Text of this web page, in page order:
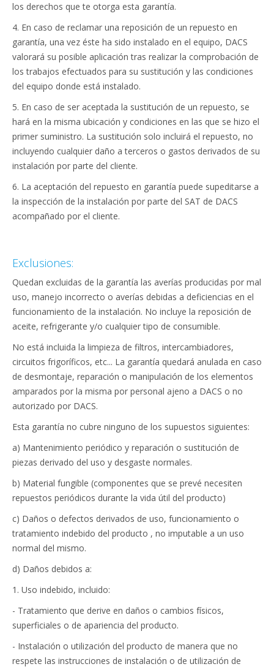
los derechos que te otorga esta garantía.
4. En caso de reclamar una reposición de un repuesto en
garantía, una vez éste ha sido instalado en el equipo, DACS
valorará su posible aplicación tras realizar la comprobación de
los trabajos efectuados para su sustitución y las condiciones
del equipo donde está instalado.
5. En caso de ser aceptada la sustitución de un repuesto, se
hará en la misma ubicación y condiciones en las que se hizo el
primer suministro. La sustitución solo incluirá el repuesto, no
incluyendo cualquier daño a terceros o gastos derivados de su
instalación por parte del cliente.
6. La aceptación del repuesto en garantía puede supeditarse a
la inspección de la instalación por parte del SAT de DACS
acompañado por el cliente.
Exclusiones:
Quedan excluidas de la garantía las averías producidas por mal
uso, manejo incorrecto o averías debidas a deficiencias en el
funcionamiento de la instalación. No incluye la reposición de
aceite, refrigerante y/o cualquier tipo de consumible.
No está incluida la limpieza de filtros, intercambiadores,
circuitos frigoríficos, etc... La garantía quedará anulada en caso
de desmontaje, reparación o manipulación de los elementos
amparados por la misma por personal ajeno a DACS o no
autorizado por DACS.
Esta garantía no cubre ninguno de los supuestos siguientes:
a) Mantenimiento periódico y reparación o sustitución de
piezas derivado del uso y desgaste normales.
b) Material fungible (componentes que se prevé necesiten
repuestos periódicos durante la vida útil del producto)
c) Daños o defectos derivados de uso, funcionamiento o
tratamiento indebido del producto , no imputable a un uso
normal del mismo.
d) Daños debidos a:
1. Uso indebido, incluido:
- Tratamiento que derive en daños o cambios físicos,
superficiales o de apariencia del producto.
- Instalación o utilización del producto de manera que no
respete las instrucciones de instalación o de utilización de